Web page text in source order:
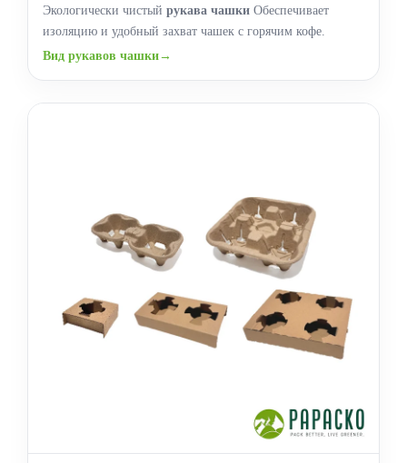
Экологически чистыйрукава чашки Обеспечивает
изоляцию и удобный захват чашек с горячим кофе.
Вид рукавов чашки